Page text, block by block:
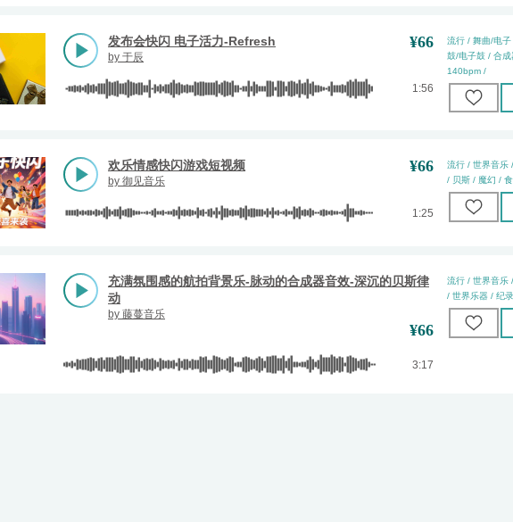
发布会快闪 电子活力-Refresh
by 于辰
¥66
1:56
流行 / 舞曲/电
鼓/电子鼓 / 合
140bpm /
欢乐情感快闪游戏短视频
by 御见音乐
¥66
1:25
流行 / 世界音乐
/ 贝斯 / 魔幻 /
充满氛围感的航拍背景乐-脉动的合成器音效-深沉的贝斯律
动
by 藤蔓音乐
¥66
3:17
流行 / 世界音乐
/ 世界乐器 / 纪